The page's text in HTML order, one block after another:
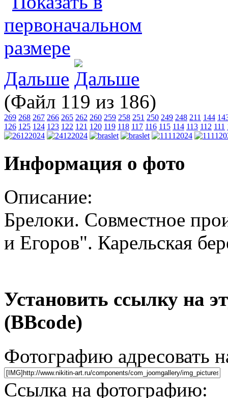
Дальше
(Файл 119 из 186)
269 268 267 266 265 262 260 259 258 251 250 249 248 211 144
126 125 124 123 122 121 120 119 118 117 116 115 114 113 112 111
Информация о фото
Описание:
Брелоки. Совместное
и Егоров". Карельская
Установить ссылку на
(BBcode)
Фотографию адресовать
Ссылка на фотографию: